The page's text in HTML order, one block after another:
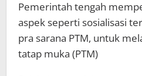
Pemerintah tengah
aspek seperti sosialisasi
pra sarana PTM, untuk
tatap muka (PTM)